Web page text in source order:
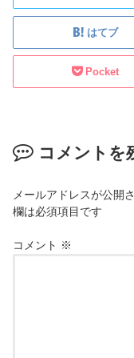
はてブ
Pocket
コメントを
メールアドレスが公開
欄は必須項目です
コメント ※